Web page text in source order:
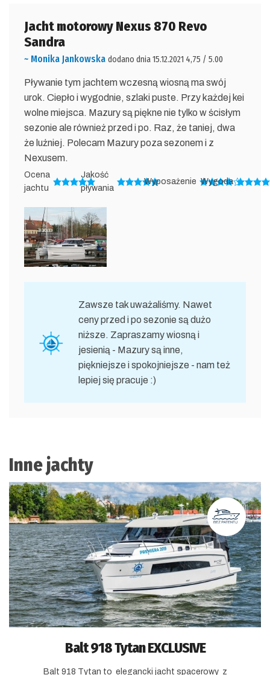
Jacht motorowy Nexus 870 Revo
Sandra
~ Monika Jankowska dodano dnia 15.12.2021 4,75 / 5.00
Pływanie tym jachtem wczesną wiosną ma swój
urok. Ciepło i wygodnie, szlaki puste. Przy każdej kei
wolne miejsca. Mazury są piękne nie tylko w ścisłym
sezonie ale również przed i po. Raz, że taniej, dwa
że luźniej. Polecam Mazury poza sezonem i z
Nexusem.
Ocena
jachtu
Jakość
pływania
Wyposażenie Wygoda
Zawsze tak uważaliśmy. Nawet
ceny przed i po sezonie są dużo
niższe. Zapraszamy wiosną i
jesienią - Mazury są inne,
piękniejsze i spokojniejsze - nam też
lepiej się pracuje :)
Inne jachty
Balt 918 Tytan EXCLUSIVE
Balt 918 Tytan to elegancki jacht spacerowy z